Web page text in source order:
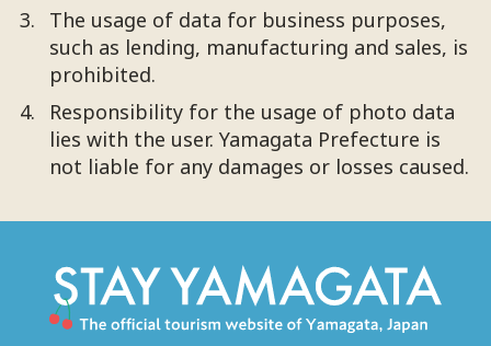
The usage of data for business purposes,
such as lending, manufacturing and sales, is
prohibited.
Responsibility for the usage of photo data
lies with the user. Yamagata Prefecture is
not liable for any damages or losses caused.